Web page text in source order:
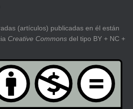
(artículos) publicadas en él están
Creative Commons del tipo BY + NC +